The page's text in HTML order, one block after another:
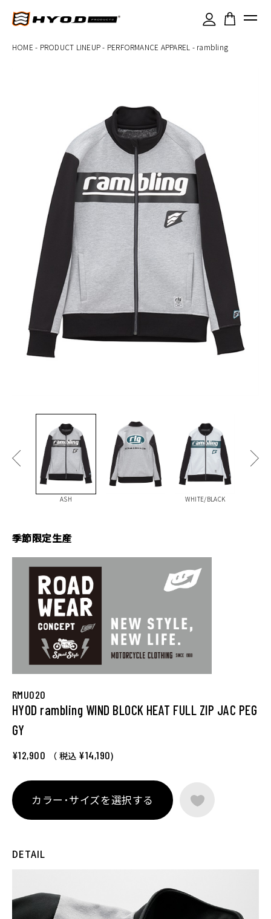
HOME - PRODUCT LINEUP- PERFORMANCE APPAREL - rambling
ASH WHITE/BLACK
季節限定生産
RMU020
HYOD rambling WIND BLOCK HEAT FULL ZIP JAC PEG
GY
¥12,900 （ 税込 ¥14,190)
カラー･サイズを選択する
DETAIL
×